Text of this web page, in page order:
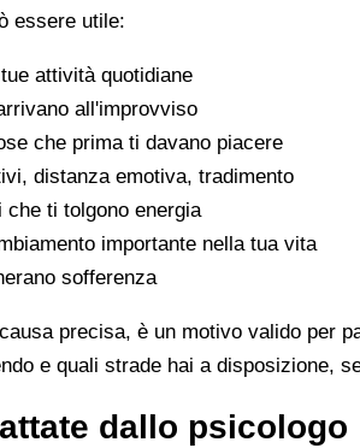
essere utile:
attività quotidiane
all'improvviso
che prima ti davano piacere
distanza emotiva, tradimento
ti tolgono energia
importante nella tua vita
sofferenza
precisa, è un motivo valido per
e quali strade hai a disposizione,
dallo psicologo